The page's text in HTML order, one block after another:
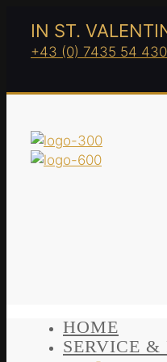
IN ST.
+43 (0) 7435 54 430
HOME
SERVICE &